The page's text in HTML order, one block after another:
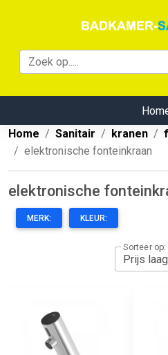
Home
Sanitair kranen
elektronische fonteinkraan
elektronische
MERK: KLEUR:
Sorteer op: